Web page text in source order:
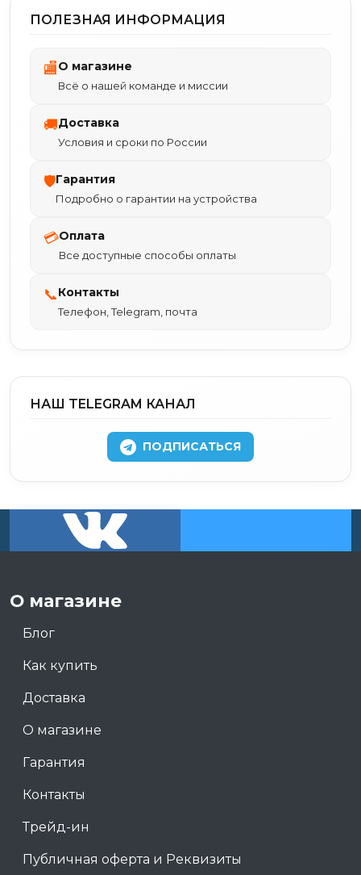
ПОЛЕЗНАЯ ИНФОРМАЦИЯ
🏬О магазине
Всё о нашей команде и миссии
🚚Доставка
Условия и сроки по России
🛡Гарантия
Подробно о гарантии на устройства
💳Оплата
Все доступные способы оплаты
📞Контакты
Телефон, Telegram, почта
НАШ TELEGRAM КАНАЛ
ПОДПИСАТЬСЯ
О магазине
Блог
Как купить
Доставка
О магазине
Гарантия
Контакты
Трейд-ин
Публичная оферта и Реквизиты